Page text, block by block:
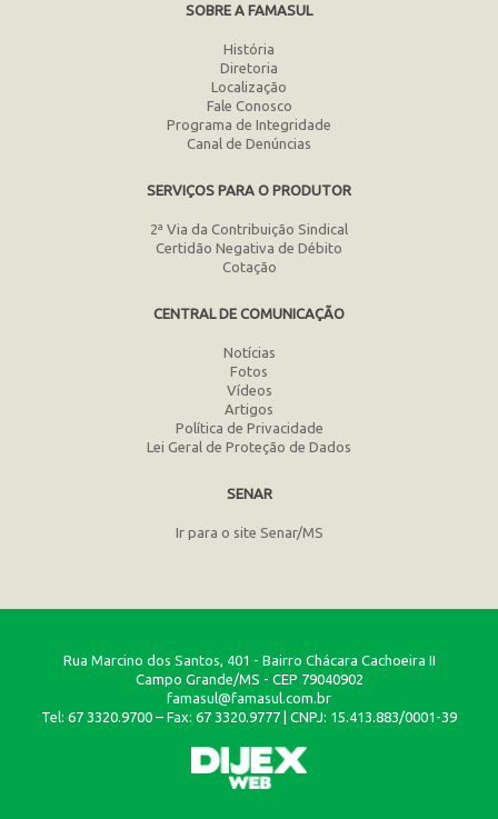
SOBRE A FAMASUL
História
Diretoria
Localização
Fale Conosco
Programa de Integridade
Canal de Denúncias
SERVIÇOS PARA O PRODUTOR
2ª Via da Contribuição Sindical
Certidão Negativa de Débito
Cotação
CENTRAL DE COMUNICAÇÃO
Notícias
Fotos
Vídeos
Artigos
Política de Privacidade
Lei Geral de Proteção de Dados
SENAR
Ir para o site Senar/MS
Rua Marcino dos Santos, 401 - Bairro Chácara Cachoeira II
Campo Grande/MS - CEP 79040902
famasul@famasul.com.br
Tel: 67 3320.9700 – Fax: 67 3320.9777 | CNPJ: 15.413.883/0001-39